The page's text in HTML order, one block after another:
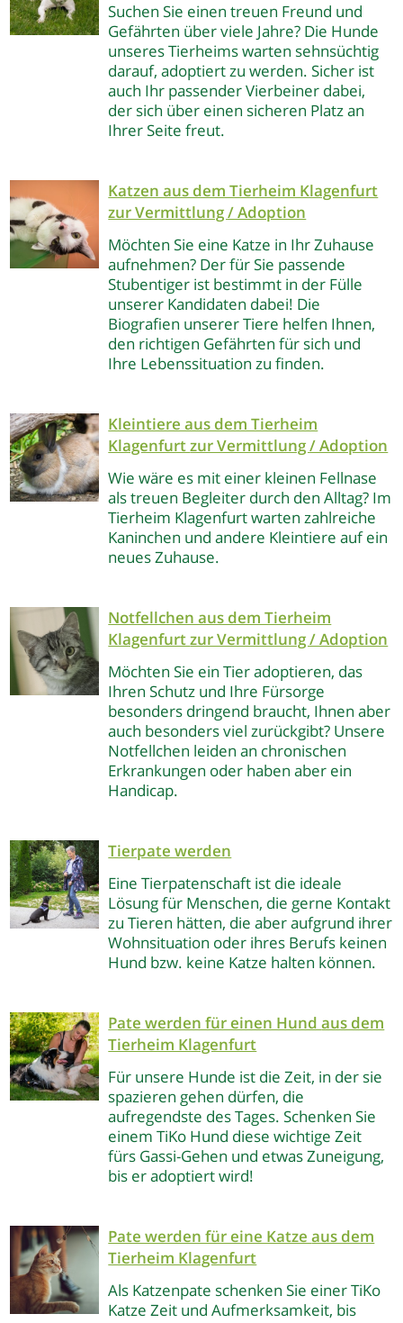
Suchen Sie einen treuen Freund und
Gefährten über viele Jahre? Die Hunde
unseres Tierheims warten sehnsüchtig
darauf, adoptiert zu werden. Sicher ist
auch Ihr passender Vierbeiner dabei,
der sich über einen sicheren Platz an
Ihrer Seite freut.
Katzen aus dem Tierheim Klagenfurt
zur Vermittlung / Adoption
Möchten Sie eine Katze in Ihr Zuhause
aufnehmen? Der für Sie passende
Stubentiger ist bestimmt in der Fülle
unserer Kandidaten dabei! Die
Biografien unserer Tiere helfen Ihnen,
den richtigen Gefährten für sich und
Ihre Lebenssituation zu finden.
Kleintiere aus dem Tierheim
Klagenfurtzur Vermittlung / Adoption
Wie wäre es mit einer kleinen Fellnase
als treuen Begleiter durch den Alltag? Im
Tierheim Klagenfurt warten zahlreiche
Kaninchen und andere Kleintiere auf ein
neues Zuhause.
Notfellchen aus dem Tierheim
Klagenfurtzur Vermittlung / Adoption
Möchten Sie ein Tier adoptieren, das
Ihren Schutz und Ihre Fürsorge
besonders dringend braucht, Ihnen aber
auch besonders viel zurückgibt? Unsere
Notfellchen leiden an chronischen
Erkrankungen oder haben aber ein
Handicap.
Tierpate werden
Eine Tierpatenschaft ist die ideale
Lösung für Menschen, die gerne Kontakt
zu Tieren hätten, die aber aufgrund ihrer
Wohnsituation oder ihres Berufs keinen
Hund bzw. keine Katze halten können.
Pate werden für einen Hundaus dem
Tierheim Klagenfurt
Für unsere Hunde ist die Zeit, in der sie
spazieren gehen dürfen, die
aufregendste des Tages. Schenken Sie
einem TiKo Hund diese wichtige Zeit
fürs Gassi-Gehen und etwas Zuneigung,
bis er adoptiert wird!
Pate werden für eine Katzeaus dem
Tierheim Klagenfurt
Als Katzenpate schenken Sie einer TiKo
Katze Zeit und Aufmerksamkeit, bis